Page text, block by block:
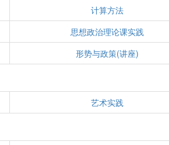
计算方法
思想政治理论课实践
形势与政策(讲座)
艺术实践